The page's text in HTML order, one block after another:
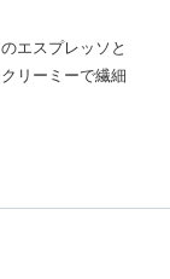
エスプレッソと
リーミーで繊細